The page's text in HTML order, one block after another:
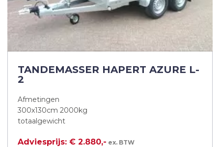
TANDEMASSER HAPERT AZURE L-
2
Afmetingen
300x130cm 2000kg
totaalgewicht
Adviesprijs: € 2.880,- ex. BTW